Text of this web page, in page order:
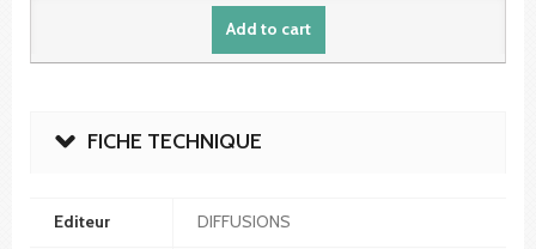
Add to cart
FICHE TECHNIQUE
Editeur DIFFUSIONS